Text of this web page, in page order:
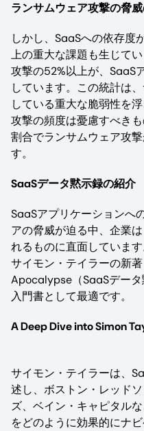
ランサムウェア攻撃の脅
しかし、SaaSへの依存度
上の重大な課題も生じて
攻撃の52%以上が、SaaS
しています。この統計は
している重大な脆弱性を
攻撃の頻度は憂慮すべき
割合でランサムウェア攻
す。
SaaSデータ黙示録の紹介
SaaSアプリケーションへ
アの脅威が迫る中、企業
れるものに直面していま
サイモン・テイラーの新
Apocalypse（SaaSデー
入門書として最適です。
A Deep Dive into Simon
サイモン・テイラーは、
述し、ボストン・レッド
ズ、ベイン・キャピタル
をどのように効果的にナ